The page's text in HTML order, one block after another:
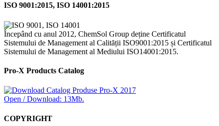
ISO 9001:2015, ISO 14001:2015
Începând cu anul 2012, ChemSol Group deține Certificatul
Sistemului de Management al Calității ISO9001:2015 și Certificatul
Sistemului de Management al Mediului ISO14001:2015.
Pro-X Products Catalog
Open / Download: 13Mb.
COPYRIGHT